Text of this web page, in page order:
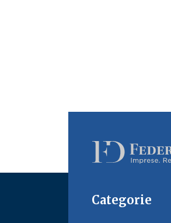
Categorie